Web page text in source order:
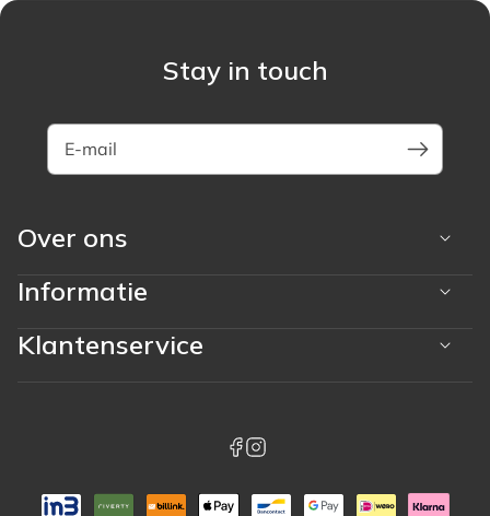
Stay in touch
E-mail
Over ons
Informatie
Klantenservice
facebook
instagram
whatsapp